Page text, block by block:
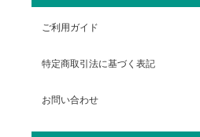
ご利用ガイド
特定商取引法に基づく表記
お問い合わせ